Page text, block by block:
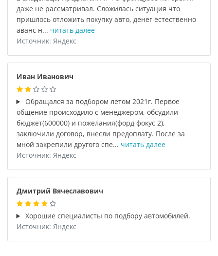
даже не рассматривал. Сложилась ситуация что
пришлось отложить покупку авто, денег естественно
аванс н... читать далее
Источник: Яндекс
Иван Иванович
Обращался за подбором летом 2021г. Первое
общение происходило с менеджером, обсудили
бюджет(600000) и пожелания(форд фокус 2),
заключили договор, внесли предоплату. После за
мной закрепили другого спе... читать далее
Источник: Яндекс
Дмитрий Вячеславович
Хорошие специалисты по подбору автомобилей.
Источник: Яндекс